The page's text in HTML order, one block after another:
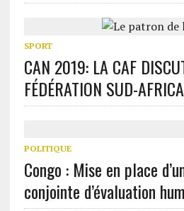
SPORT
CAN 2019: LA CAF
FÉDÉRATION SUD-
POLITIQUE
Congo : Mise en place
conjointe d’évaluation